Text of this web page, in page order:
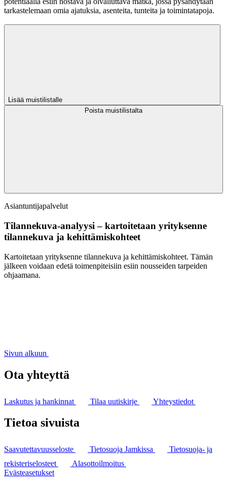
tarkastelemaan omia ajatuksia, asenteita, tunteita ja toimintatapoja.
Lisää muistilistalle
Poista muistilistalta
Asiantuntijapalvelut
Tilannekuva-analyysi – kartoitetaan yrityksenne
tilannekuva ja kehittämiskohteet
Kartoitetaan yrityksenne tilannekuva ja kehittämiskohteet. Tämän
jälkeen voidaan edetä toimenpiteisiin esiin nousseiden tarpeiden
ohjaamana.
Sivun alkuun
Ota yhteyttä
Laskutus ja hankinnat Tilaa uutiskirje Yhteystiedot
Tietoa sivuista
Saavutettavuusseloste Tietosuoja Jamkissa
Tietosuoja- ja
rekisteriselosteet
Alasottoilmoitus
Evästeasetukset